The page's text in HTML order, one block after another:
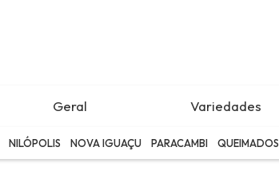
Geral Variedades
NILÓPOLIS NOVA IGUAÇU PARACAMBI QUEIMADOS